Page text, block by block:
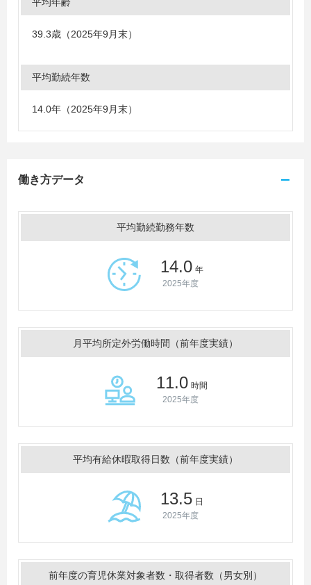
39.3歳（2025年9月末）
平均勤続年数
14.0年（2025年9月末）
働き方データ
平均勤続勤務年数
14.0 年
2025年度
月平均所定外労働時間（前年度実績）
11.0 時間
2025年度
平均有給休暇取得日数（前年度実績）
13.5 日
2025年度
前年度の育児休業対象者数・取得者数（男女別）